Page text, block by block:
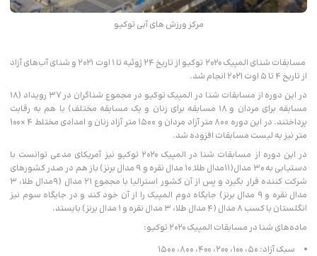
مرکز ورزش های آبی توکیو
مسابقات شنای المپیک ۲۰۲۰ توکیو از تاریخ ۲۴ ژوئیه تا ۱ اوت ۲۰۲۱ و شنای آب‌های آزاد
از تاریخ ۴ تا ۵ اوت ۲۰۲۱ انجام شد.
در این دوره از مسابقات شنا در المپیک توکیو در مجموع شناگران در ۳۷ رویداد (۱۸
مسابقه برای مردان و ۱۸ مسابقه برای زنان و یک مسابقه مختلف) با هم به رقابت
پرداختند. در این دوره ۸۰۰ متر آزاد مردان و ۱۵۰۰ متر آزاد زنان و امدادی مختلط ۴ ×۱۰۰
متر نیز به لیست مسابقات افزوده شد.
در این دوره از مسابقات شنا در المپیک ۲۰۲۰ توکیو نیز آمریکای مدعی توانست با
دستیابی به ۳۰ مدال(۱۱مدال طلا, ۱۰ مدال نقره و ۹ مدال برنز) باز هم در صدر کشورهای
شرکت کننده قرار بگیرد و پس از آن کشور استرالیا با مجموع ۲۱ مدال (۹مدال طلا، ۳
مدال نقره و ۹ مدال برنز) جایگاه دوم المپیک را از آن خود کند و در جایگاه سوم نیز
انگلستان با کسب ۸ مدال (۴ مدال طلا، ۳ مدال نقره و ۱ مدال برنز) بایستد.
ماده‌های شنا در مسابقات المپیک ۲۰۲۰ توکیو:
سبک آزاد: ۵۰، ۱۰۰، ۲۰۰، ۴۰۰، ۸۰۰، ۱۵۰۰